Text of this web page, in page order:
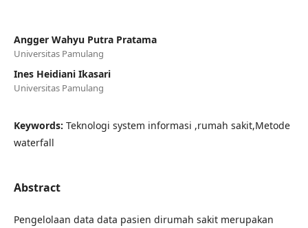
Angger Wahyu Putra Pratama
Universitas Pamulang
Ines Heidiani Ikasari
Universitas Pamulang
Keywords: Teknologi system informasi ,rumah sakit,Metode
waterfall
Abstract
Pengelolaan data data pasien dirumah sakit merupakan